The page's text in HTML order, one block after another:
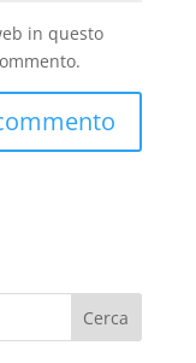
in questo
Cerca